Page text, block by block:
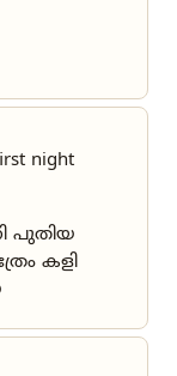
night
പുതിയ
കളി